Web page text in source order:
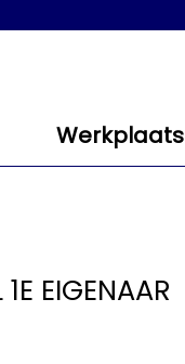
Werkplaats
EIGENAAR